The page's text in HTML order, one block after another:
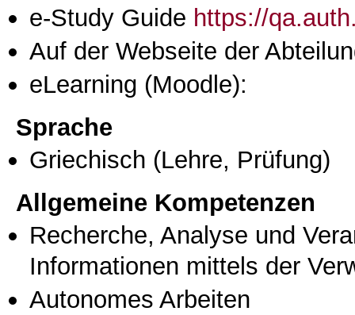
e-Study Guide https://
Auf der Webseite der
eLearning (Moodle):
Sprache
Griechisch (Lehre, Prüfung)
Allgemeine Kompetenzen
Recherche, Analyse und
Informationen mittels der
Autonomes Arbeiten